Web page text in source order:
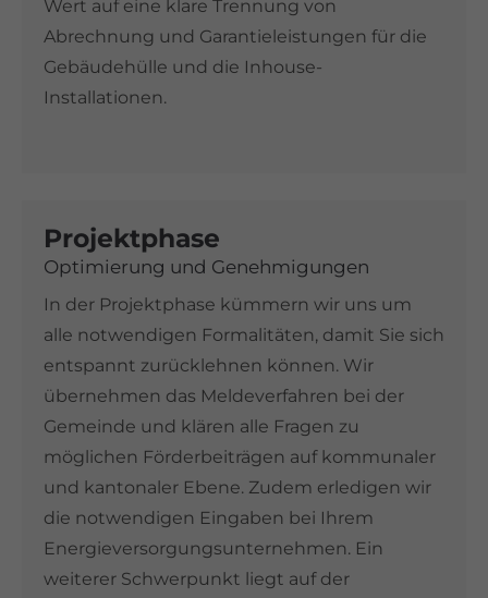
Wert auf eine klare Trennung von
Abrechnung und Garantieleistungen für die
Gebäudehülle und die Inhouse-
Installationen.
Projektphase
Optimierung und Genehmigungen
In der Projektphase kümmern wir uns um
alle notwendigen Formalitäten, damit Sie sich
entspannt zurücklehnen können. Wir
übernehmen das Meldeverfahren bei der
Gemeinde und klären alle Fragen zu
möglichen Förderbeiträgen auf kommunaler
und kantonaler Ebene. Zudem erledigen wir
die notwendigen Eingaben bei Ihrem
Energieversorgungsunternehmen. Ein
weiterer Schwerpunkt liegt auf der